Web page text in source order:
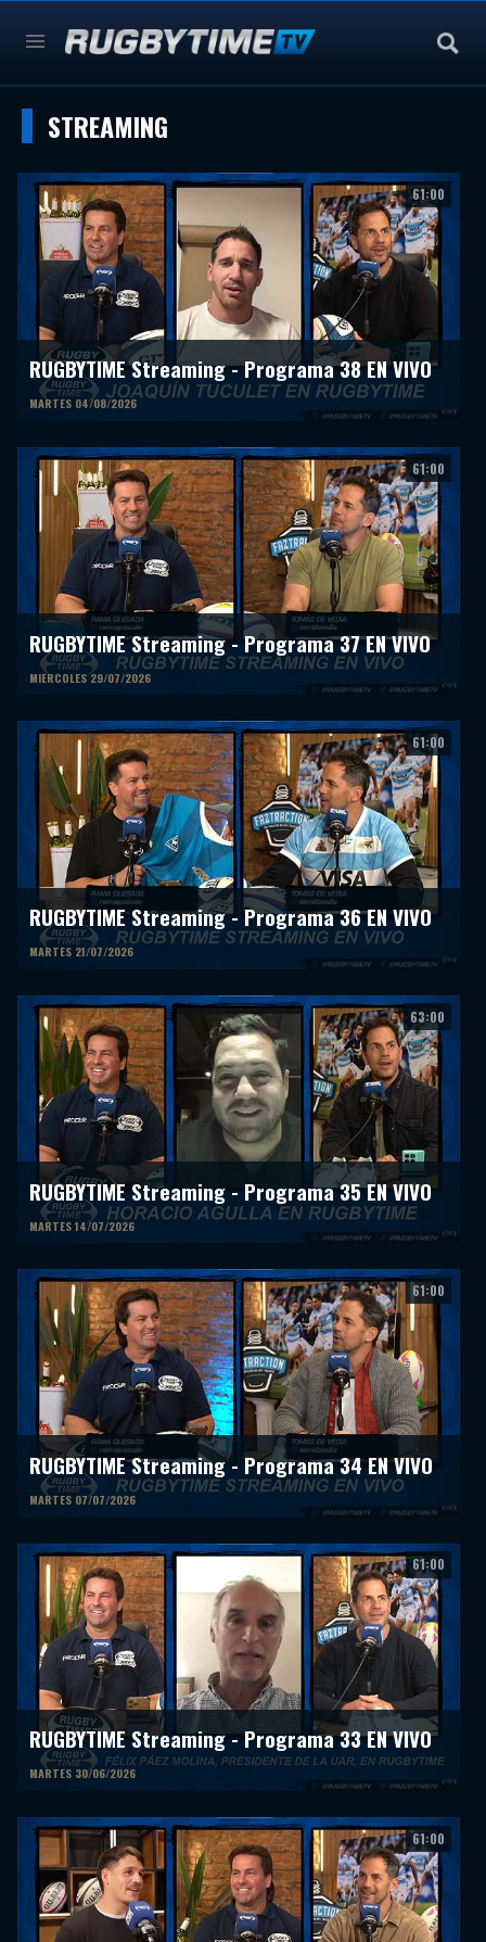
STREAMING
61:00
RUGBYTIME Streaming - Programa 38 EN VIVO
MARTES 04/08/2026
61:00
RUGBYTIME Streaming - Programa 37 EN VIVO
MIERCOLES 29/07/2026
61:00
RUGBYTIME Streaming - Programa 36 EN VIVO
MARTES 21/07/2026
63:00
RUGBYTIME Streaming - Programa 35 EN VIVO
MARTES 14/07/2026
61:00
RUGBYTIME Streaming - Programa 34 EN VIVO
MARTES 07/07/2026
61:00
RUGBYTIME Streaming - Programa 33 EN VIVO
MARTES 30/06/2026
61:00